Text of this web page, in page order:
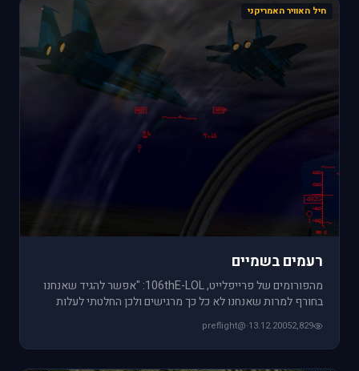
חיל האוויר האמריקני
רעמים בשמיים
מהפורומים של פרייפלייט, 106thE-LOL: "אפשר להגיד שאנחנו
בחורף למרות שאנחנו לא כל כך מרגישים ולכן החלטתי לעלות
2,829
13.12.2005
·
@preflight